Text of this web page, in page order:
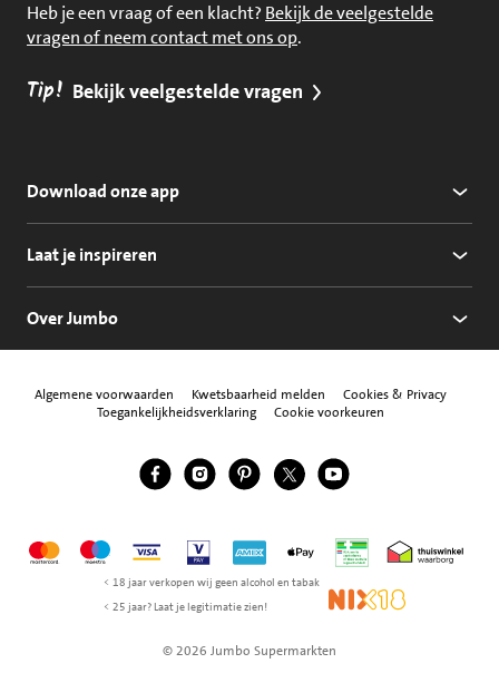
Heb je een vraag of een klacht? Bekijk de veelgestelde
vragen of neem contact met ons op.
Tip! Bekijk veelgestelde vragen
Download onze app
Laat je inspireren
Over Jumbo
Algemene voorwaarden Kwetsbaarheid melden
Cookies & Privacy
Toegankelijkheidsverklaring
Cookie voorkeuren
Volg ons
Jumbo Facebook
Jumbo Instagram
Jumbo Pinterest
Jumbo Twitter
Jumbo YouTube
MastercardMaestroVisa Vpay American Express
Apple Pay Thuiswinkel
< 18 jaar verkopen wij geen alcohol en tabak
< 25 jaar? Laat je legitimatie zien!
NIX18
© 2026 Jumbo Supermarkten